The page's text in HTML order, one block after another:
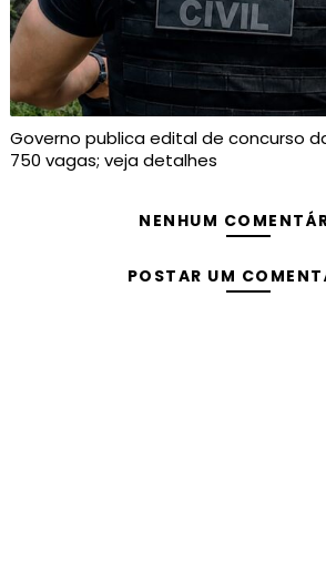
Governo publica edital de concurso
750 vagas; veja detalhes
NENHUM
POSTAR UM